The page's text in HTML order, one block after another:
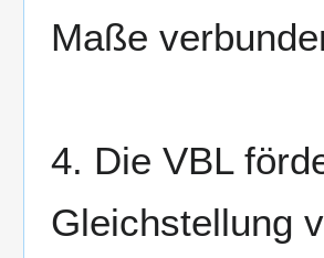
Maße
4. Die VBL
Gleichstellung